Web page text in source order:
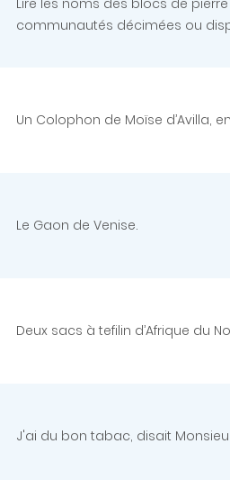
Lire les noms des blocs de
communautés décimées ou
Un Colophon de Moïse d’Avilla,
Le Gaon de Venise.
Deux sacs à tefilin d’Afrique du
J'ai du bon tabac, disait